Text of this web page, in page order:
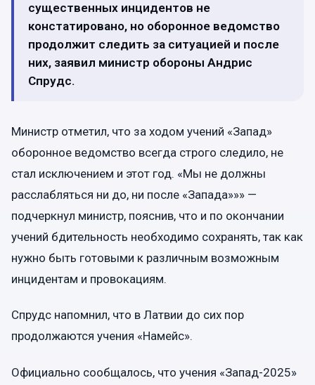
существенных инцидентов не
констатировано, но оборонное ведомство
продолжит следить за ситуацией и после
них, заявил министр обороны Андрис
Спрудс.
Министр отметил, что за ходом учений «Запад»
оборонное ведомство всегда строго следило, не
стал исключением и этот год. «Мы не должны
расслабляться ни до, ни после «Запада»»» —
подчеркнул министр, пояснив, что и по окончании
учений бдительность необходимо сохранять, так как
нужно быть готовыми к различным возможным
инцидентам и провокациям.
Спрудс напомнил, что в Латвии до сих пор
продолжаются учения «Намейс».
Официально сообщалось, что учения «Запад-2025»